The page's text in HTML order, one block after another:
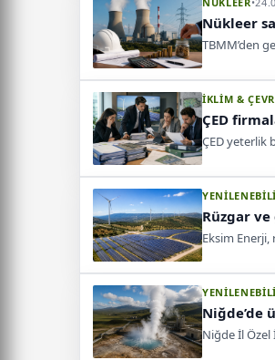
Nükleer
TBMM’den
İKLİM &
ÇED
ÇED yeterlik
Rüzgar
Eksim
Niğde’de
Niğde İl Özel